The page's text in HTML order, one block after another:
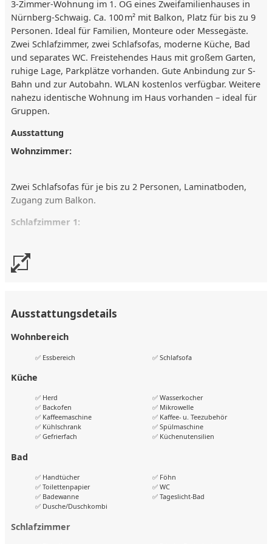
3-Zimmer-Wohnung im 1. OG eines Zweifamilienhauses in
Nürnberg-Schwaig. Ca. 100 m² mit Balkon, Platz für bis zu 9
Personen. Ideal für Familien, Monteure oder Messegäste.
Zwei Schlafzimmer, zwei Schlafsofas, moderne Küche, Bad
und separates WC. Freistehendes Haus mit großem Garten,
ruhige Lage, Parkplätze vorhanden. Gute Anbindung zur S-
Bahn und zur Autobahn. WLAN kostenlos verfügbar. Weitere
nahezu identische Wohnung im Haus vorhanden – ideal für
Gruppen.
Ausstattung
Wohnzimmer:
Zwei Schlafsofas für je bis zu 2 Personen, Laminatboden,
Zugang zum Balkon.
Schlafzimmer 1:
Wasserbett (220x200 cm), Laminatboden.
Doppelbett, Einzelbett, Laminatboden.
Küche:
Voll ausgestattet, u. a. mit Herd, Kühlschrank, Geschirr,
Badezimmer:
Zweites WC mit Waschbecken, Fliesenboden.
Lage
Ausstattungsdetails
Wohnbereich
✅ Essbereich ✅ Schlafsofa
Küche
✅ Herd
✅ Backofen
✅ Kaffeemaschine
✅ Kühlschrank
✅ Gefrierfach
✅ Wasserkocher
✅ Mikrowelle
✅ Kaffee- u. Teezubehör
✅ Spülmaschine
✅ Küchenutensilien
Bad
✅ Handtücher
✅ Toilettenpapier
✅ Badewanne
✅ Dusche/Duschkombi
✅ Föhn
✅ WC
✅ Tageslicht-Bad
Schlafzimmer